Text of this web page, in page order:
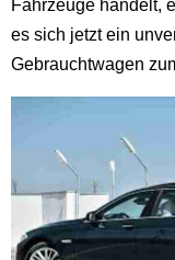
Fahrzeuge handelt,
es sich jetzt ein
Gebrauchtwagen